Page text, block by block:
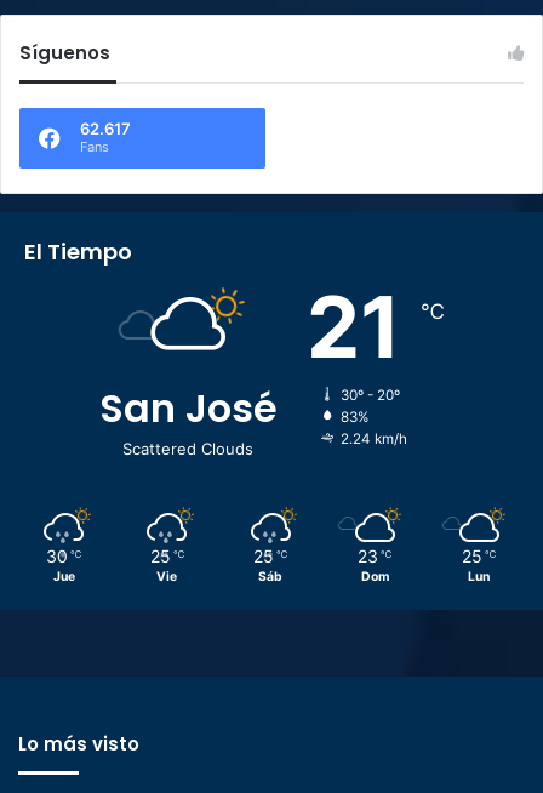
Síguenos
62.617
Fans
El Tiempo
San José
Scattered Clouds
21 ℃
30º - 20º
83%
2.24 km/h
30 ℃
Jue
25 ℃
Vie
25 ℃
Sáb
23 ℃
Dom
25 ℃
Lun
Lo más visto